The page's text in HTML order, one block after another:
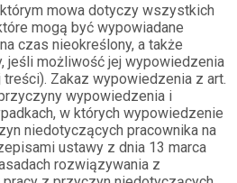
mowa dotyczy wszystkich
mogą być wypowiadane
czas nieokreślony, a także
jeśli możliwość jej wypowiedzenia
Zakaz wypowiedzenia z art.
wypowiedzenia i
w których wypowiedzenie
niedotyczących pracownika na
ustawy z dnia 13 marca
rozwiązywania z